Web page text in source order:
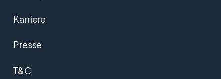
Karriere
Presse
T&C